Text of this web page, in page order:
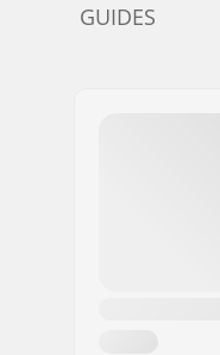
GUIDES